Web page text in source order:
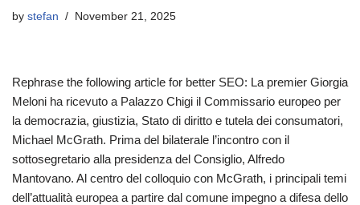
by stefan November 21, 2025
Rephrase the following article for better SEO: La premier Giorgia
Meloni ha ricevuto a Palazzo Chigi il Commissario europeo per
la democrazia, giustizia, Stato di diritto e tutela dei consumatori,
Michael McGrath. Prima del bilaterale l’incontro con il
sottosegretario alla presidenza del Consiglio, Alfredo
Mantovano. Al centro del colloquio con McGrath, i principali temi
dell’attualità europea a partire dal comune impegno a difesa dello